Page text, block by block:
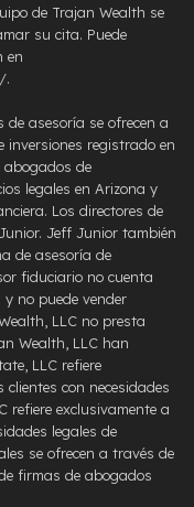
de Trajan Wealth se
su cita. Puede
en
.
de asesoría se ofrecen a
inversiones registrado en
abogados de
legales en Arizona y
Los directores de
Jeff Junior también
de asesoría de
fiduciario no cuenta
y no puede vender
LLC no presta
Wealth, LLC han
LLC refiere
con necesidades
refiere exclusivamente a
legales de
se ofrecen a través de
firmas de abogados